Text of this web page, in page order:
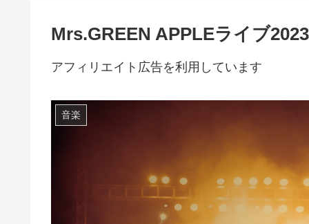
Mrs.GREEN APPLEライブ
アフィリエイト広告を利用しています
音楽